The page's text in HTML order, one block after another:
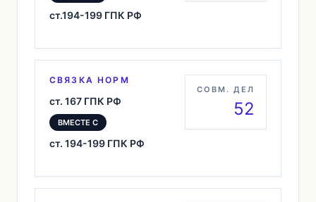
ст.194-199 ГПК РФ
СВЯЗКА НОРМ
ст. 167 ГПК РФ
ВМЕСТЕ С
ст. 194-199 ГПК РФ
СОВМ. ДЕЛ
52